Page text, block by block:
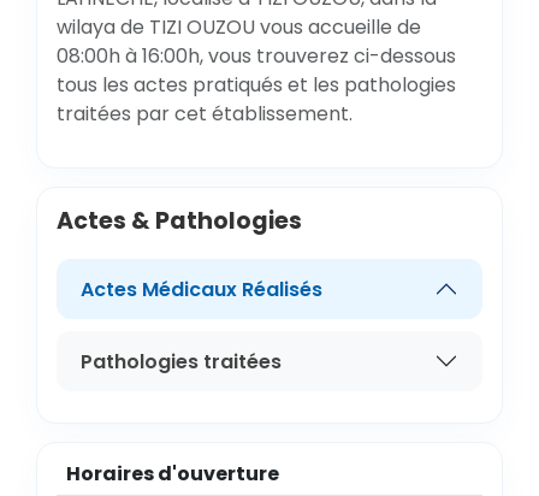
wilaya de TIZI OUZOU vous accueille de
08:00h à 16:00h, vous trouverez ci-dessous
tous les actes pratiqués et les pathologies
traitées par cet établissement.
Actes & Pathologies
Actes Médicaux Réalisés
Pathologies traitées
Horaires d'ouverture